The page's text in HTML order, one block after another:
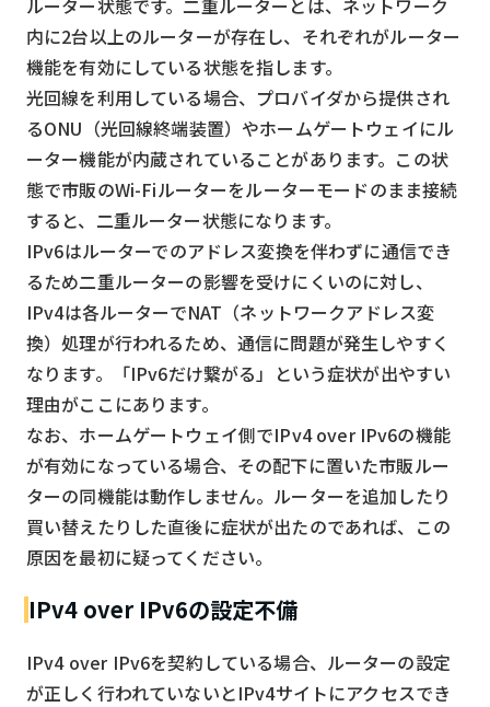
ルーター状態です。二重ルーターとは、ネットワーク
内に2台以上のルーターが存在し、それぞれがルーター
機能を有効にしている状態を指します。
光回線を利用している場合、プロバイダから提供され
るONU（光回線終端装置）やホームゲートウェイにル
ーター機能が内蔵されていることがあります。この状
態で市販のWi-Fiルーターをルーターモードのまま接続
すると、二重ルーター状態になります。
IPv6はルーターでのアドレス変換を伴わずに通信でき
るため二重ルーターの影響を受けにくいのに対し、
IPv4は各ルーターでNAT（ネットワークアドレス変
換）処理が行われるため、通信に問題が発生しやすく
なります。「IPv6だけ繋がる」という症状が出やすい
理由がここにあります。
なお、ホームゲートウェイ側でIPv4 over IPv6の機能
が有効になっている場合、その配下に置いた市販ルー
ターの同機能は動作しません。ルーターを追加したり
買い替えたりした直後に症状が出たのであれば、この
原因を最初に疑ってください。
IPv4 over IPv6の設定不備
IPv4 over IPv6を契約している場合、ルーターの設定
が正しく行われていないとIPv4サイトにアクセスでき